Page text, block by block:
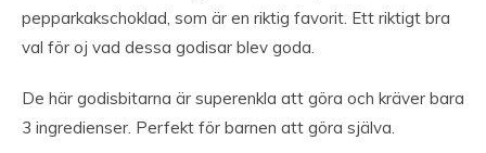
pepparkakschoklad, som är en riktig favorit. Ett riktigt bra
val för oj vad dessa godisar blev goda.
De här godisbitarna är superenkla att göra och kräver bara
3 ingredienser. Perfekt för barnen att göra själva.